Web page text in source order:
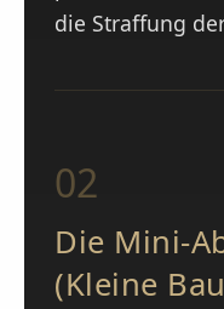
die Straffung
02
Die Mini-
(Kleine